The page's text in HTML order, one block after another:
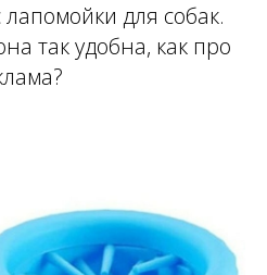
для собак.
так удобна, как про